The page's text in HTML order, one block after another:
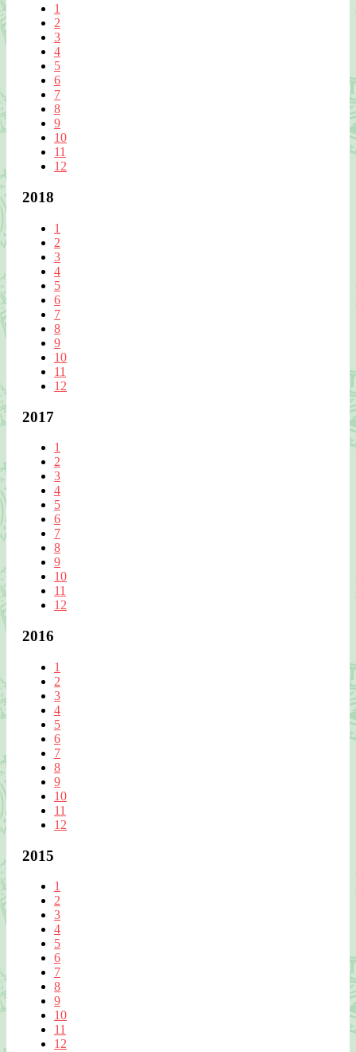
1
2
3
4
5
6
7
8
9
10
11
12
2018
1
2
3
4
5
6
7
8
9
10
11
12
2017
1
2
3
4
5
6
7
8
9
10
11
12
2016
1
2
3
4
5
6
7
8
9
10
11
12
2015
1
2
3
4
5
6
7
8
9
10
11
12